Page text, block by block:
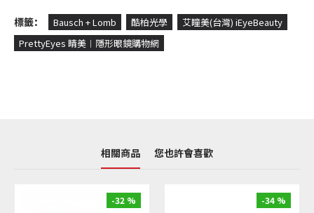
標籤： Bausch + Lomb 酷柏光學
艾瞳美(台灣) iEyeBeauty
PrettyEyes 睛美︱隱形眼鏡購物網
相關商品 您也許會喜歡
-32 % -34 %